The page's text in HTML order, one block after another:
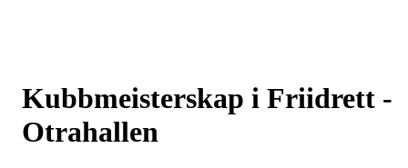
Kubbmeisterskap i Friidrett -
Otrahallen